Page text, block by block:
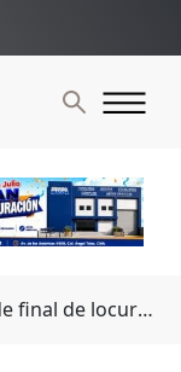
final de locura